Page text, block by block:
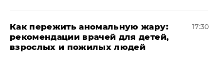
Как пережить аномальную жару:
рекомендации врачей для детей,
взрослых и пожилых людей
17:30